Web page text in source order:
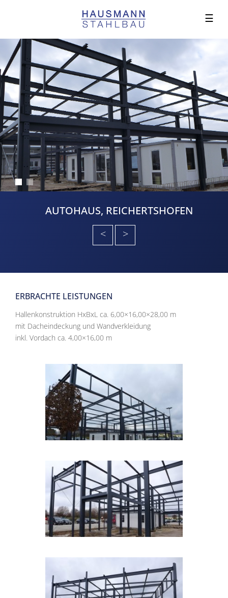
☰
AUTOHAUS, REICHERTSHOFEN
<
>
ERBRACHTE LEISTUNGEN
Hallenkonstruktion HxBxL ca. 6,00×16,00×28,00 m
mit Dacheindeckung und Wandverkleidung
inkl. Vordach ca. 4,00×16,00 m